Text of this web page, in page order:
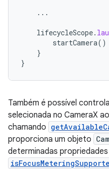
...
lifecycleScope.
startCamera()
}
}
Também é possível
selecionada no CameraX
chamando
proporciona um objeto
determinadas